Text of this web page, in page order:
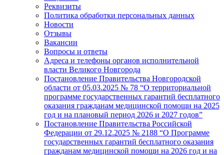
Реквизиты
Политика обработки персональных данных
Новости
Отзывы
Вакансии
Вопросы и ответы
Адреса и телефоны органов исполнительной
власти Великого Новгорода
Постановление Правительства Новгородской
области от 05.03.2025 № 78 “О территориальной
программе государственных гарантий бесплатного
оказания гражданам медицинской помощи на 2025
год и на плановый период 2026 и 2027 годов”
Постановление Правительства Российской
Федерации от 29.12.2025 № 2188 “О Программе
государственных гарантий бесплатного оказания
гражданам медицинской помощи на 2026 год и на